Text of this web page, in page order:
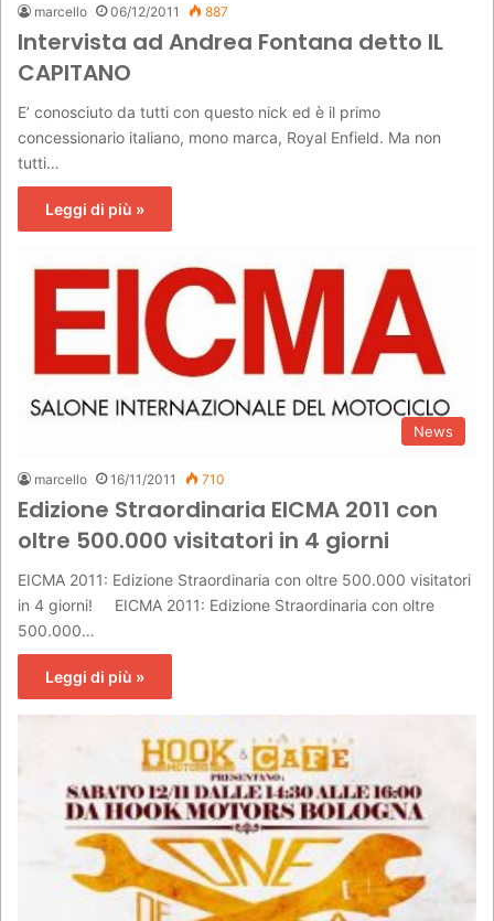
marcello 06/12/2011 887
Intervista ad Andrea Fontana detto IL
CAPITANO
E’ conosciuto da tutti con questo nick ed è il primo
concessionario italiano, mono marca, Royal Enfield. Ma non
tutti…
Leggi di più »
News
marcello 16/11/2011 710
Edizione Straordinaria EICMA 2011 con
oltre 500.000 visitatori in 4 giorni
EICMA 2011: Edizione Straordinaria con oltre 500.000 visitatori
in 4 giorni! EICMA 2011: Edizione Straordinaria con oltre
500.000…
Leggi di più »